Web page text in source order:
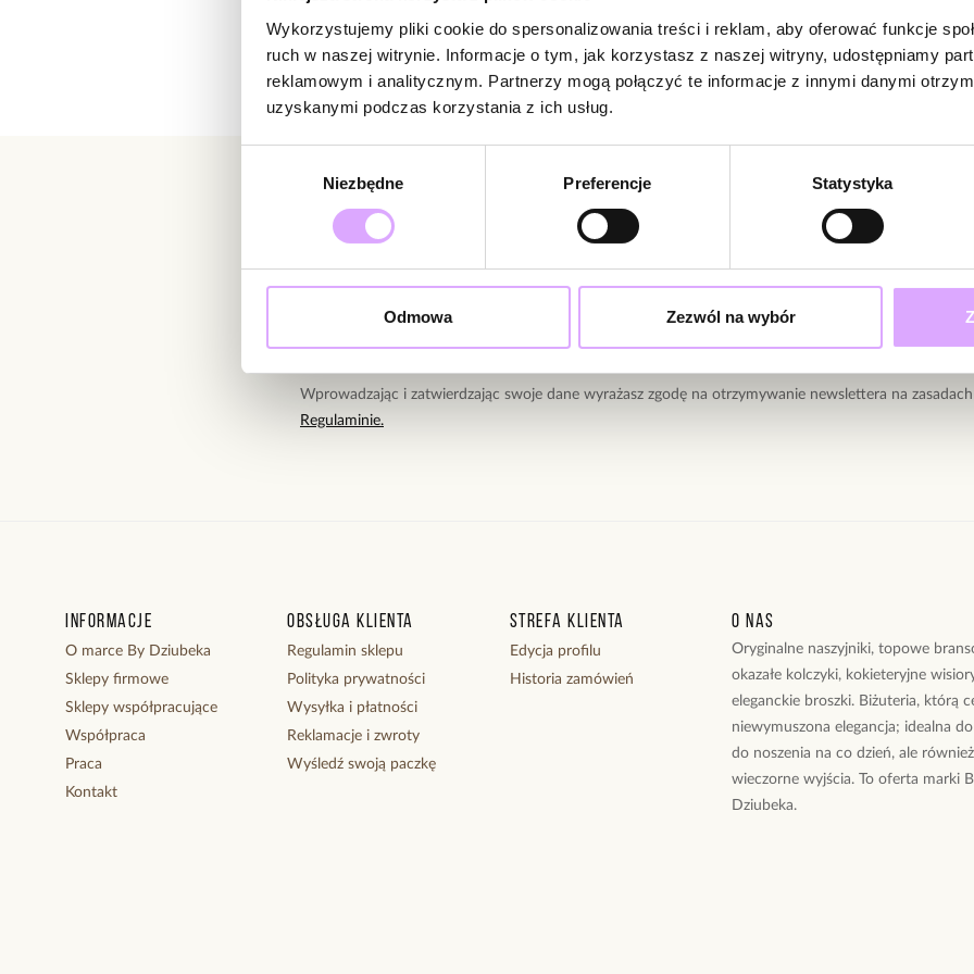
Wykorzystujemy pliki cookie do spersonalizowania treści i reklam, aby oferować funkcje
ruch w naszej witrynie. Informacje o tym, jak korzystasz z naszej witryny, udostępniamy
reklamowym i analitycznym. Partnerzy mogą połączyć te informacje z innymi danymi
uzyskanymi podczas korzystania z ich usług.
Niezbędne Preferencje Statystyka
Odmowa Zezwól na wybór
Wielkość kulki:
Rodzaj
Opinie
Bądź
Newsletter
Wprowadzając i zatwierdzając swoje dane wyrażasz zgodę na otrzymywanie newslettera na
Regulaminie.
Informacje
O marce By Dziubeka
Sklepy firmowe
Sklepy współpracujące
Współpraca
Praca
Kontakt
Obsługa klienta
Regulamin sklepu
Polityka prywatności
Wysyłka i płatności
Reklamacje i zwroty
Wyśledź swoją paczkę
Strefa klienta
Edycja profilu
Historia zamówień
O nas
Oryginalne naszyjniki, topowe
okazałe kolczyki, kokieteryjne
eleganckie broszki. Biżuteria, którą
niewymuszona elegancja; idealna
do noszenia na co dzień, ale
wieczorne wyjścia. To oferta marki
Dziubeka.